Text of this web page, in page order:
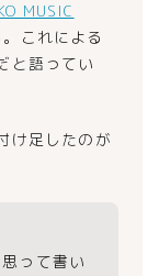
MUSIC
これによる
と語ってい
け足したのが
って書い